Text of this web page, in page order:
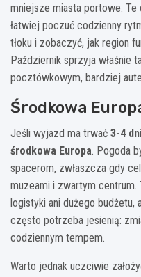
mniejsze miasta portowe.
łatwiej poczuć codzienny
tłoku i zobaczyć, jak region
Październik sprzyja właśnie
pocztówkowym, bardziej
Środkowa
Jeśli wyjazd ma trwać 3-4
środkowa Europa. Pogoda
spacerom, zwłaszcza gdy
muzeami i zwartym centrum.
logistyki ani dużego budżetu,
często potrzeba jesienią:
codziennym tempem.
Warto jednak uczciwie